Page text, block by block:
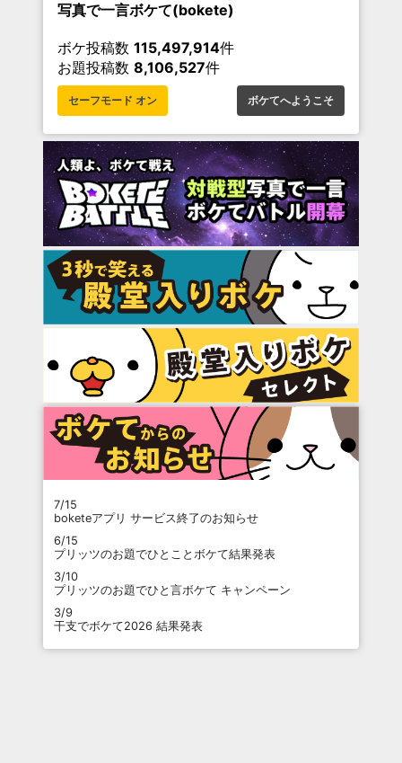
写真で一言ボケて(bokete)
ボケ投稿数 115,497,914件
お題投稿数 8,106,527件
セーフモード オン ボケてへようこそ
7/15
boketeアプリ サービス終了のお知らせ
6/15
プリッツのお題でひとことボケて結果発表
3/10
プリッツのお題でひと言ボケて キャンペーン
3/9
干支でボケて2026 結果発表